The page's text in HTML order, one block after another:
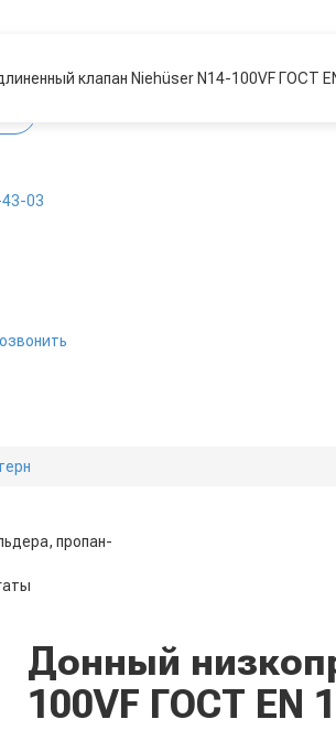
03
пропан-
Донный
100VF ГОСТ EN